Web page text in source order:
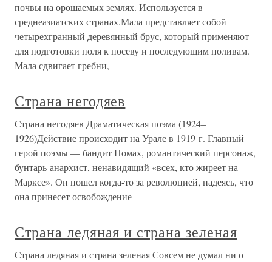
почвы на орошаемых землях. Используется в
среднеазиатских странах.Мала представляет собой
четырехгранный деревянный брус, который применяют
для подготовки поля к посеву и последующим поливам.
Мала сдвигает гребни,
Страна негодяев
Страна негодяев Драматическая поэма (1924–
1926)Действие происходит на Урале в 1919 г. Главный
герой поэмы — бандит Номах, романтический персонаж,
бунтарь-анархист, ненавидящий «всех, кто жиреет на
Марксе». Он пошел когда-то за революцией, надеясь, что
она принесет освобождение
Страна ледяная и страна зеленая
Страна ледяная и страна зеленая Совсем не думал ни о